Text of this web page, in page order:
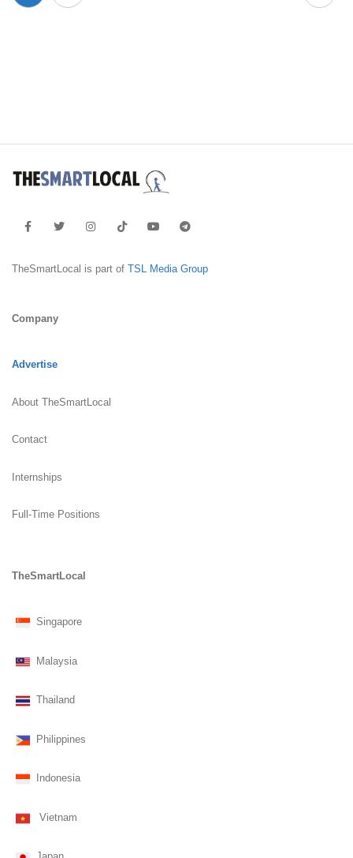
TheSmartLocal is part of TSL Media Group
Company
Advertise
About TheSmartLocal
Contact
Internships
Full-Time Positions
TheSmartLocal
Singapore
Malaysia
Thailand
Philippines
Indonesia
Vietnam